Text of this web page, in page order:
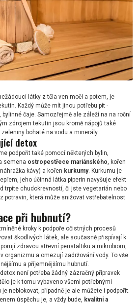
látky z těla ven močí a potem, je
Každý může mít jinou potřebu pít -
čaje. Samozřejmě ale záleží na na roční
zdrojem tekutin jsou kromě nápojů také
bohaté na vodu a minerály.
detox
podpořit také pomocí některých bylin,
semena ostropestřece mariánského , kořen
kávy) a kořen kurkumy. Kurkumu je
jeho účinná látka piperin navyšuje efekt
trpíte chudokrevností, či jste vegetarián nebo
potravin, která může snižovat vstřebatelnost
při hubnutí?
kroky k podpoře očistných procesů
škodlivých látek, ale současně přispívají k
zdravou střevní peristaltiku a mikrobiom,
organizmu a omezují zadržování vody. To vše
a příjemnějšímu hubnutí.
není potřeba žádný zázračný přípravek
je k tomu vybaveno všemi potřebnými
neblokovat, případně je ale můžete i podpořit.
úspěchu je, a vždy bude, kvalitní a